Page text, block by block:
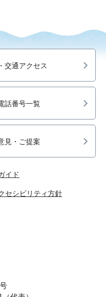
交通アクセス
話番号一覧
見・ご提案
イド
セシビリティ方針